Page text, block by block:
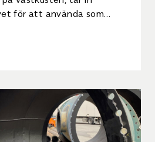
för att använda som